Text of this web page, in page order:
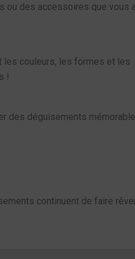
ou des accessoires que vous
les couleurs, les formes et les
!
des déguisements
continuent de faire